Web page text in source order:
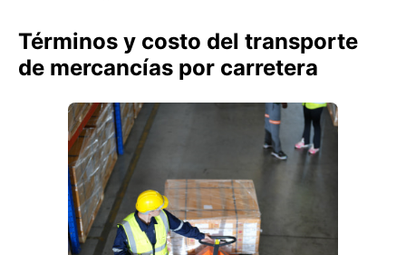
Términos y costo del transporte
de mercancías por carretera